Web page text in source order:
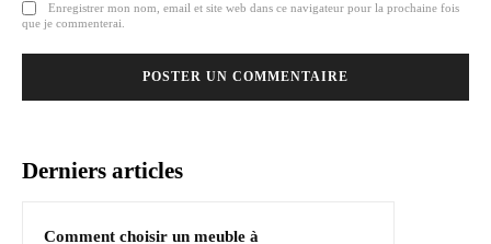
Enregistrer mon nom, email et site web dans ce navigateur pour la prochaine fois
que je commenterai.
Derniers articles
Comment choisir un meuble à